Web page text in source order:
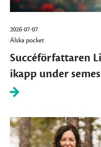
2026-07-07
Älska pocket
Succéförfattaren
ikapp under